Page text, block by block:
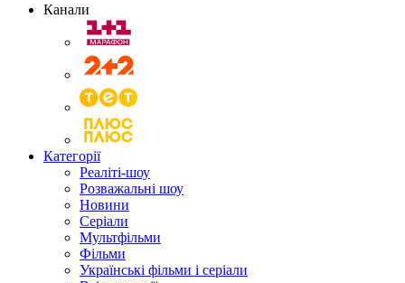
Канали
Категорії
Реаліті-шоу
Розважальні шоу
Новини
Серіали
Мультфільми
Фільми
Українські фільми і серіали